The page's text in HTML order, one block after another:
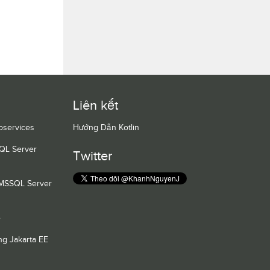
Server
Server
Jakarta EE
Liên kết
Hướng Dẫn Kotlin
Twitter